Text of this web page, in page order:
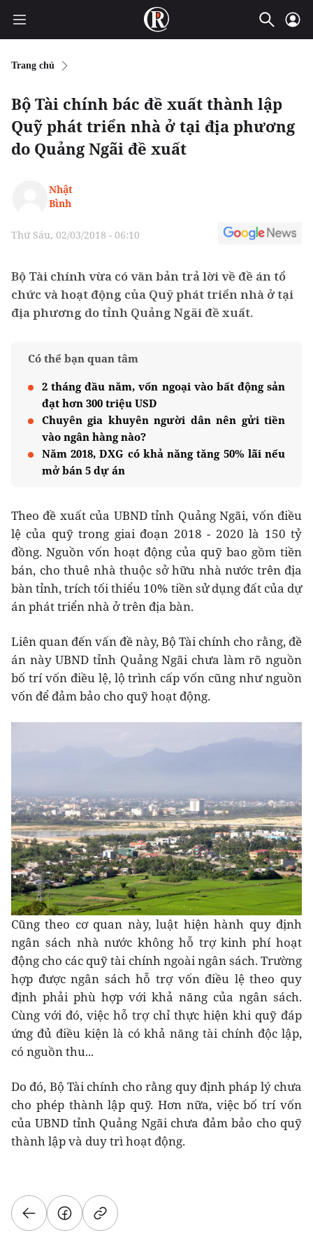
Trang chủ
Bộ Tài chính bác đề xuất thành lập
Quỹ phát triển nhà ở tại địa phương
do Quảng Ngãi đề xuất
Nhật
Bình
Thứ Sáu, 02/03/2018 - 06:10
Bộ Tài chính vừa có văn bản trả lời về đề án tổ
chức và hoạt động của Quỹ phát triển nhà ở tại
địa phương do tỉnh Quảng Ngãi đề xuất.
Có thể bạn quan tâm
2 tháng đầu năm, vốn ngoại vào bất động sản
đạt hơn 300 triệu USD
Chuyên gia khuyên người dân nên gửi tiền
vào ngân hàng nào?
Năm 2018, DXG có khả năng tăng 50% lãi nếu
mở bán 5 dự án
Theo đề xuất của UBND tỉnh Quảng Ngãi, vốn điều
lệ của quỹ trong giai đoạn 2018 - 2020 là 150 tỷ
đồng. Nguồn vốn hoạt động của quỹ bao gồm tiền
bán, cho thuê nhà thuộc sở hữu nhà nước trên địa
bàn tỉnh, trích tối thiểu 10% tiền sử dụng đất của dự
án phát triển nhà ở trên địa bàn.
Liên quan đến vấn đề này, Bộ Tài chính cho rằng, đề
án này UBND tỉnh Quảng Ngãi chưa làm rõ nguồn
bố trí vốn điều lệ, lộ trình cấp vốn cũng như nguồn
vốn để đảm bảo cho quỹ hoạt động.
Cũng theo cơ quan này, luật hiện hành quy định
ngân sách nhà nước không hỗ trợ kinh phí hoạt
động cho các quỹ tài chính ngoài ngân sách. Trường
hợp được ngân sách hỗ trợ vốn điều lệ theo quy
định phải phù hợp với khả năng của ngân sách.
Cùng với đó, việc hỗ trợ chỉ thực hiện khi quỹ đáp
ứng đủ điều kiện là có khả năng tài chính độc lập,
có nguồn thu...
Do đó, Bộ Tài chính cho rằng quy định pháp lý chưa
cho phép thành lập quỹ. Hơn nữa, việc bố trí vốn
của UBND tỉnh Quảng Ngãi chưa đảm bảo cho quỹ
thành lập và duy trì hoạt động.